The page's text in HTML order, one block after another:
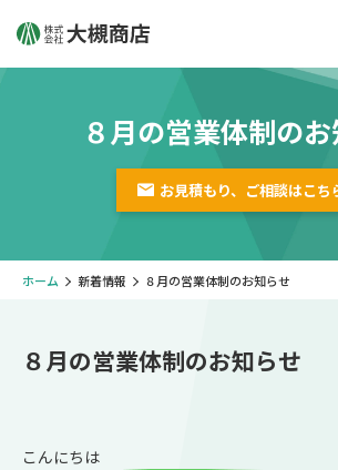
８月の営業体制の
お見積もり、ご相談はこち
ホーム 新着情報 ８月の営業体制のお知らせ
８月の営業体制のお知らせ
こんにちは